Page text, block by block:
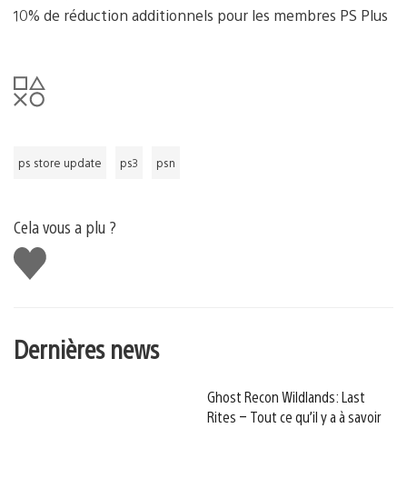
10% de réduction additionnels pour les membres PS Plus
ps store update ps3 psn
Cela vous a plu ?
J'aime
Dernières news
Ghost Recon Wildlands: Last
Rites – Tout ce qu’il y a à savoir